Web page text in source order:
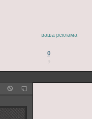
ваша реклама
0